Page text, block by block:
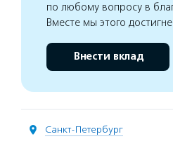
по любому вопросу в
Вместе мы этого
Внести вклад
Санкт-Петербург